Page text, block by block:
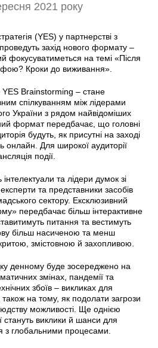
2021 року
(YES) у партнерстві з
захід нового формату –
фокусуватиметься на темі «Після
Кроки до виживання».
Brainstorming – стане
спілкуванням між лідерами
України з рядом найвідоміших
формат передбачає, що головні
будуть, як присутні на заході
онлайн. Для широкої аудиторії
події.
інтелектуали та лідери думок зі
та представники засобів
сектору. Ексклюзивний
передбачає більш інтерактивне
питання та вестимуть
більш насиченою та менш
змістовною й захопливою.
денному буде зосереджено на
змінах, пандемії та
збоїв – викликах для
на тому, як подолати загрози
можливості. Ще однією
стануть виклики й шанси для
з глобальними процесами.